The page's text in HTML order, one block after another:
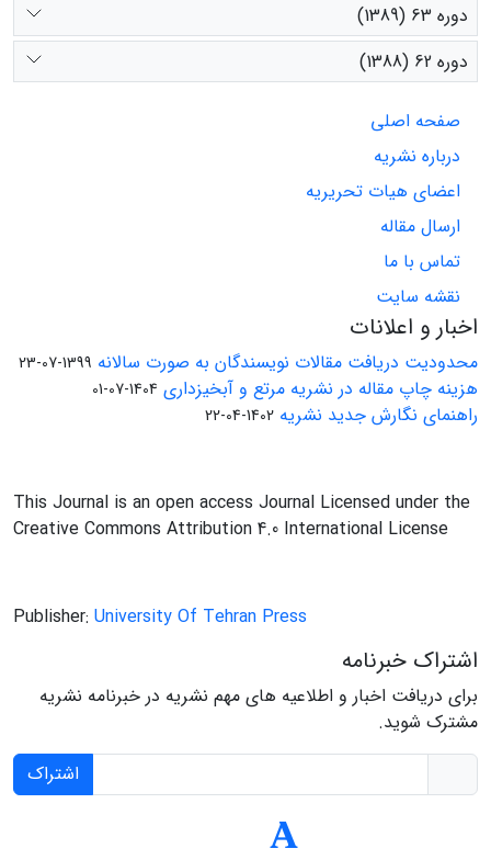
دوره 63 (1389)
دوره 62 (1388)
صفحه اصلی
درباره نشریه
اعضای هیات تحریریه
ارسال مقاله
تماس با ما
نقشه سایت
اخبار و اعلانات
محدودیت دریافت مقالات نویسندگان به صورت سالانه 1399-07-23
هزینه چاپ مقاله در نشریه مرتع و آبخیزداری 1404-07-01
راهنمای نگارش جدید نشریه 1402-04-22
This Journal is an open access Journal Licensed under the
Creative Commons Attribution 4.0 International License
Publisher: University Of Tehran Press
اشتراک خبرنامه
برای دریافت اخبار و اطلاعیه های مهم نشریه در خبرنامه نشریه
مشترک شوید.
اشتراک